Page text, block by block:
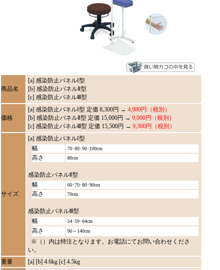
商品名
[a] 感染防止パネルⅠ型
[b] 感染防止パネルⅡ型
[c] 感染防止パネルⅢ型
価格
[a] 感染防止パネルⅠ型 定価 8,300円 → 4,980円（税別）
[b] 感染防止パネルⅡ型 定価 15,000円 → 9,000円（税別）
[c] 感染防止パネルⅢ型 定価 15,500円 → 9,300円（税別）
サイズ
[a] 感染防止パネルⅠ型
幅
70･80･90･100cm
高さ 80cm
感染防止パネルⅡ型
幅
60･70･80･90cm
高さ 70cm
感染防止パネルⅢ型
幅
54･59･64cm
高さ 90～140cm
※（）内は特注となります。お電話にてお問い合わせくださ
い。
重量
[a] [b] 4.6kg [c] 4.5kg